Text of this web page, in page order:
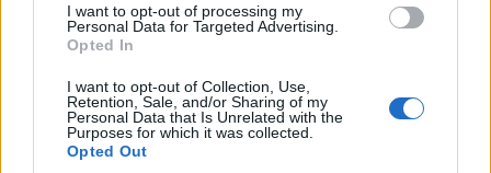
I want to opt-out of processing my
Personal Data for Targeted Advertising.
Opted In
I want to opt-out of Collection, Use,
Retention, Sale, and/or Sharing of my
Personal Data that Is Unrelated with the
Purposes for which it was collected.
Opted Out
1925 Legend 7
Για να γίνω γραφικος:
1: Γουοκαπ Σλουκας Λουτζης
2: Ντόρσεϊ ΜακΚισικ Λαρετζακης